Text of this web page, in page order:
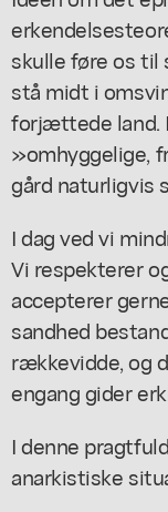
skulle føre os til
stå midt i
forjættede land.
»omhyggelige,
gård naturligvis
I dag ved vi
Vi respekterer
accepterer
sandhed
rækkevidde, og
engang gider
I denne
anarkistiske